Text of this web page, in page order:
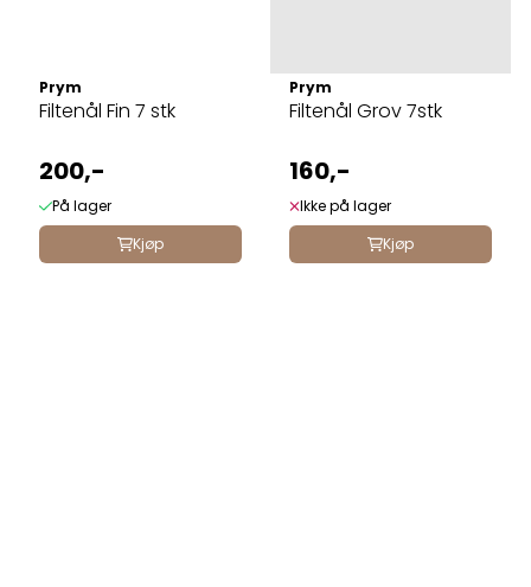
Prym
Filtenål Fin 7 stk
200,-
På lager
Kjøp
Prym
Filtenål Grov 7stk
160,-
Ikke på lager
Kjøp